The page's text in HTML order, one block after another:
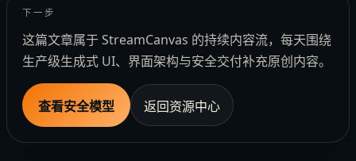
下一步
这篇文章属于 StreamCanvas 的持续内容流，每天围绕
生产级生成式 UI、界面架构与安全交付补充原创内容。
查看安全模型 返回资源中心